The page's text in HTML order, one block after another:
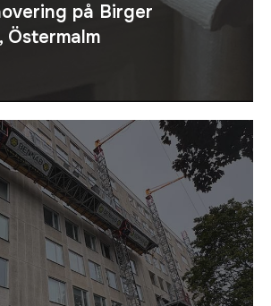
på Birger
Östermalm